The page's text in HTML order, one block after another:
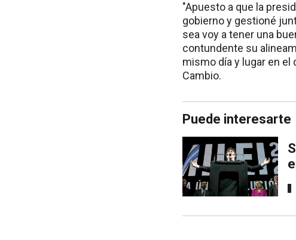
"Apuesto a que la
gobierno y gestioné
sea voy a tener una
contundente su
mismo día y lugar en
Cambio.
Puede interesarte